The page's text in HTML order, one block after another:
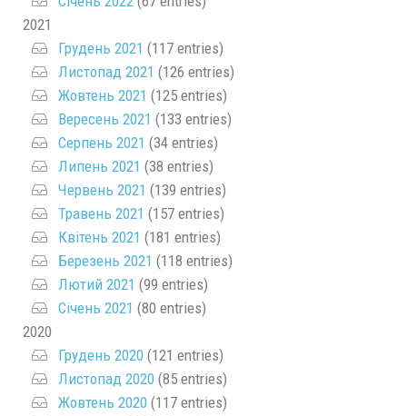
2021
Грудень 2021 (117 entries)
Листопад 2021 (126 entries)
Жовтень 2021 (125 entries)
Вересень 2021 (133 entries)
Серпень 2021 (34 entries)
Липень 2021 (38 entries)
Червень 2021 (139 entries)
Травень 2021 (157 entries)
Квітень 2021 (181 entries)
Березень 2021 (118 entries)
Лютий 2021 (99 entries)
Січень 2021 (80 entries)
2020
Грудень 2020 (121 entries)
Листопад 2020 (85 entries)
Жовтень 2020 (117 entries)